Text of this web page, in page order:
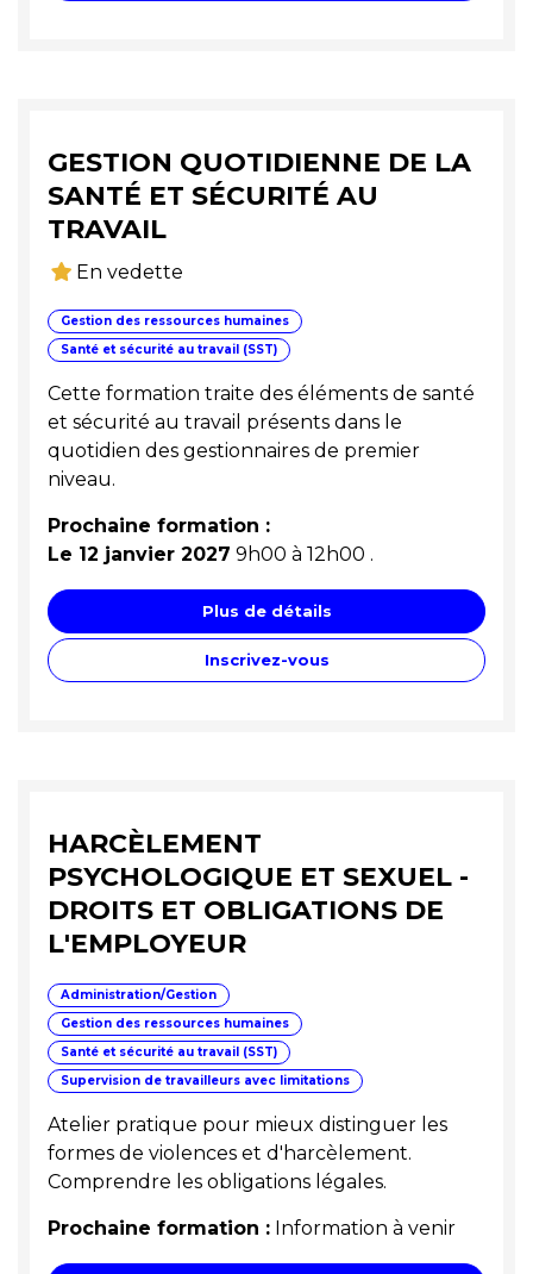
GESTION QUOTIDIENNE DE LA
SANTÉ ET SÉCURITÉ AU
TRAVAIL
En vedette
Gestion des ressources humaines
Santé et sécurité au travail (SST)
Cette formation traite des éléments de santé
et sécurité au travail présents dans le
quotidien des gestionnaires de premier
niveau.
Prochaine formation :
Le 12 janvier 2027 9h00 à 12h00 .
Plus de détails
Inscrivez-vous
HARCÈLEMENT
PSYCHOLOGIQUE ET SEXUEL -
DROITS ET OBLIGATIONS DE
L'EMPLOYEUR
Administration/Gestion
Gestion des ressources humaines
Santé et sécurité au travail (SST)
Supervision de travailleurs avec limitations
Atelier pratique pour mieux distinguer les
formes de violences et d'harcèlement.
Comprendre les obligations légales.
Prochaine formation : Information à venir